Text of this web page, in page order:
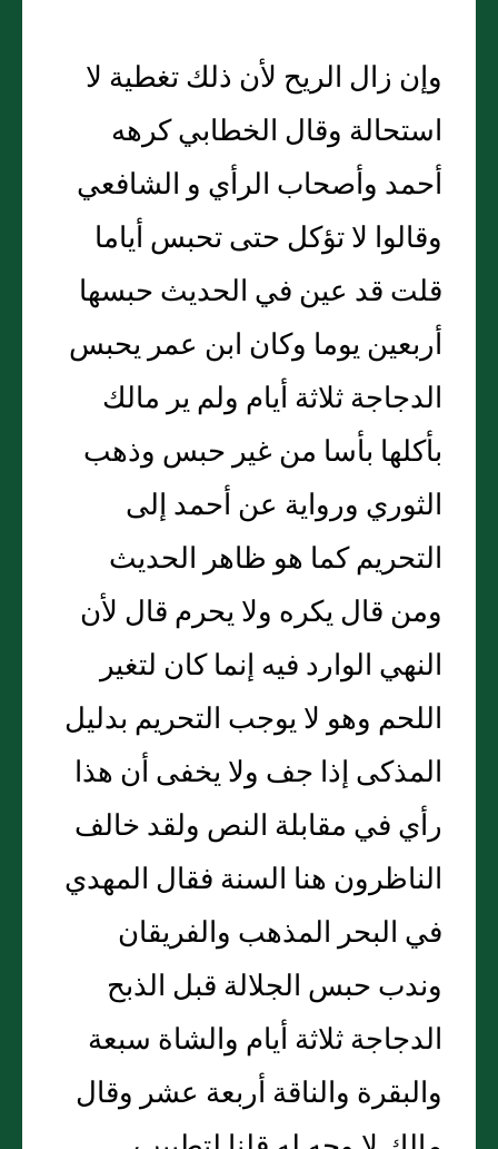
وإن زال الريح لأن ذلك تغطية لا
استحالة وقال الخطابي كرهه
أحمد وأصحاب الرأي و الشافعي
وقالوا لا تؤكل حتى تحبس أياما
قلت قد عين في الحديث حبسها
أربعين يوما وكان ابن عمر يحبس
الدجاجة ثلاثة أيام ولم ير مالك
بأكلها بأسا من غير حبس وذهب
الثوري ورواية عن أحمد إلى
التحريم كما هو ظاهر الحديث
ومن قال يكره ولا يحرم قال لأن
النهي الوارد فيه إنما كان لتغير
اللحم وهو لا يوجب التحريم بدليل
المذكى إذا جف ولا يخفى أن هذا
رأي في مقابلة النص ولقد خالف
الناظرون هنا السنة فقال المهدي
في البحر المذهب والفريقان
وندب حبس الجلالة قبل الذبح
الدجاجة ثلاثة أيام والشاة سبعة
والبقرة والناقة أربعة عشر وقال